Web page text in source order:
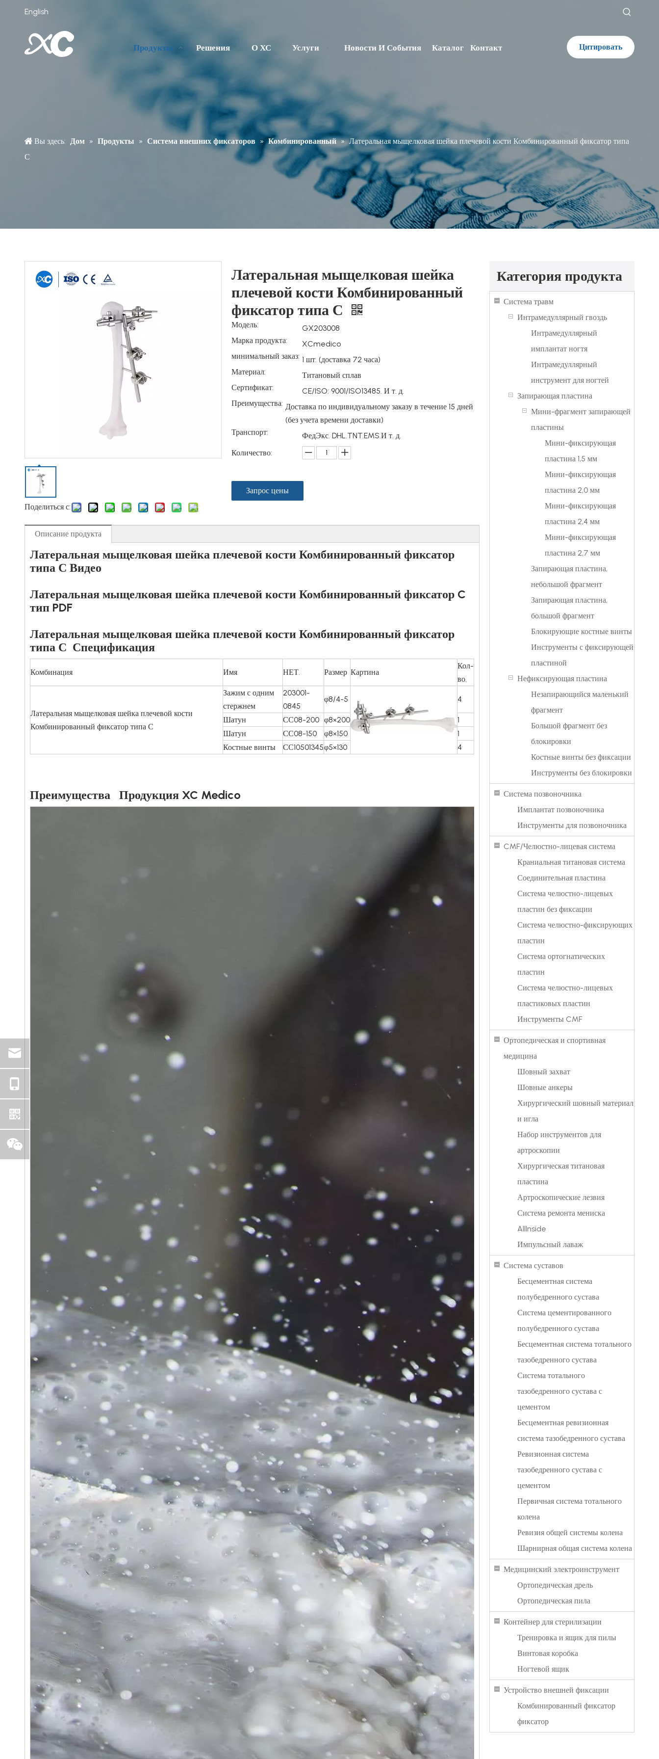
English
Продукты Решения О ХС Услуги Новости И События Каталог Контакт Цитировать
Вы здесь: Дом » Продукты » Система внешних фиксаторов » Комбинированный » Латеральная мыщелковая шейка плечевой кости Комбинированный фиксатор типа
С
Поделиться с:
Латеральная мыщелковая шейка
плечевой кости Комбинированный
фиксатор типа С
Модель:
GX203008
Марка продукта:
XCmedico
минимальный заказ: 1 шт. (доставка 72 часа)
Материал:
Титановый сплав
Сертификат:
CE/ISO: 9001/ISO13485. И т. д.
Преимущества: Доставка по индивидуальному заказу в течение 15 дней
(без учета времени доставки)
Транспорт:
ФедЭкс. DHL.TNT.EMS.И т. д.
Количество:
Запрос цены
Описание продукта
Латеральная мыщелковая шейка плечевой кости Комбинированный фиксатор
типа С Видео
Латеральная мыщелковая шейка плечевой кости Комбинированный фиксатор C
тип PDF
Латеральная мыщелковая шейка плечевой кости Комбинированный фиксатор
типа С Спецификация
Комбинация Имя НЕТ. Размер Картина
Кол-
во.
Латеральная мыщелковая шейка плечевой кости
Комбинированный фиксатор типа С
Зажим с одним
стержнем
203001-
0845
φ8/4-5 4
Шатун СС08-200 φ8×200
1
Шатун
СС08-150 φ8×150
1
Костные винты
СС10501345φ5×130 4
Преимущества Продукция XC Medico
Категория продукта
Система травм
Интрамедуллярный гвоздь
Интрамедуллярный
имплантат ногтя
Интрамедуллярный
инструмент для ногтей
Запирающая пластина
Мини-фрагмент запирающей
пластины
Мини-фиксирующая
пластина 1,5 мм
Мини-фиксирующая
пластина 2,0 мм
Мини-фиксирующая
пластина 2,4 мм
Мини-фиксирующая
пластина 2,7 мм
Запирающая пластина,
небольшой фрагмент
Запирающая пластина,
большой фрагмент
Блокирующие костные винты
Инструменты с фиксирующей
пластиной
Нефиксирующая пластина
Незапирающийся маленький
фрагмент
Большой фрагмент без
блокировки
Костные винты без фиксации
Инструменты без блокировки
Система позвоночника
Имплантат позвоночника
Инструменты для позвоночника
CMF/Челюстно-лицевая система
Краниальная титановая система
Соединительная пластина
Система челюстно-лицевых
пластин без фиксации
Система челюстно-фиксирующих
пластин
Система ортогнатических
пластин
Система челюстно-лицевых
пластиковых пластин
Инструменты CMF
Ортопедическая и спортивная
медицина
Шовный захват
Шовные анкеры
Хирургический шовный материал
и игла
Набор инструментов для
артроскопии
Хирургическая титановая
пластина
Артроскопические лезвия
Система ремонта мениска
AllInside
Импульсный лаваж
Система суставов
Бесцементная система
полубедренного сустава
Система цементированного
полубедренного сустава
Бесцементная система тотального
тазобедренного сустава
Система тотального
тазобедренного сустава с
цементом
Бесцементная ревизионная
система тазобедренного сустава
Ревизионная система
тазобедренного сустава с
цементом
Первичная система тотального
колена
Ревизия общей системы колена
Шарнирная общая система колена
Медицинский электроинструмент
Ортопедическая дрель
Ортопедическая пила
Контейнер для стерилизации
Тренировка и ящик для пилы
Винтовая коробка
Ногтевой ящик
Устройство внешней фиксации
Комбинированный фиксатор
фиксатор